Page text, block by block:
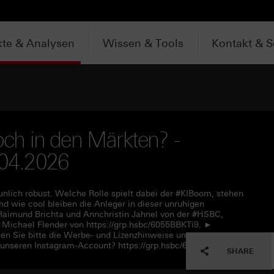
& Analysen Wissen & Tools Kontakt &
in den Märkten? -
robust. Welche Rolle spielt dabei der #KIBoom, stehen
wie cool bleiben die Anleger in dieser unruhigen
Brichta und Annchristin Jahnel von der #HSBC,
Flender von https://grp.hsbc/6055BBKTi9. ►
Sie bitte die Werbe- und Lizenzhinweise unter
Instagram-Account? https://grp.hsbc/6050q4HQC
SHARE